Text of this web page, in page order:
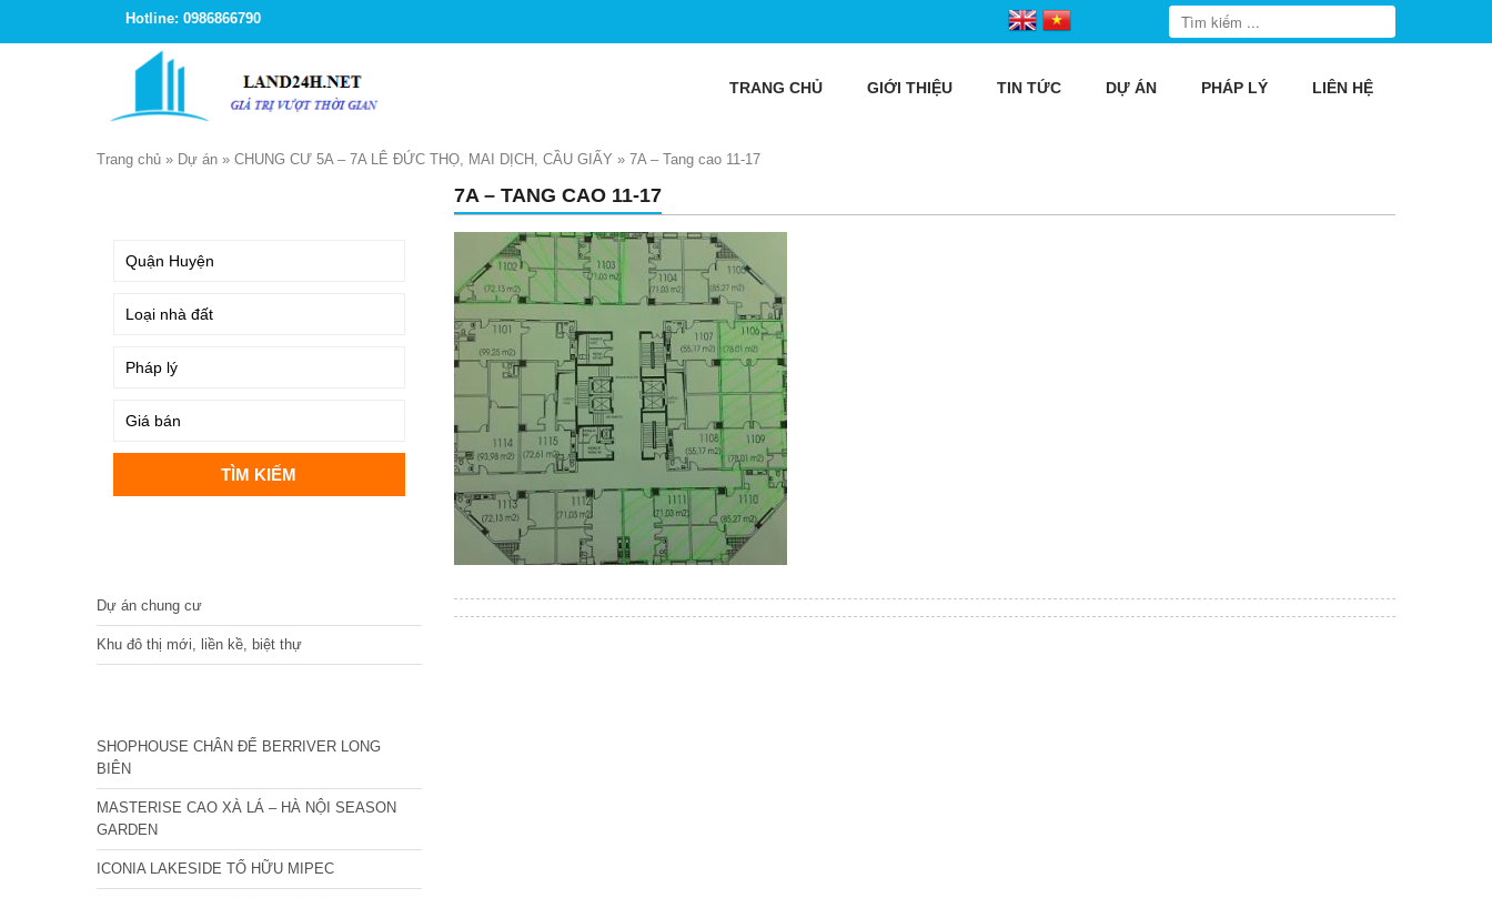
Hotline: 0986866790
TRANG CHỦ GIỚI THIỆU TIN TỨC DỰ ÁN PHÁP LÝ LIÊN HỆ
Trang chủ » Dự án » CHUNG CƯ 5A – 7A LÊ ĐỨC THỌ, MAI DỊCH, CẦU GIẤY » 7A – Tang cao 11-17
7A – TANG CAO 11-17
Dự án chung cư
Khu đô thị mới, liền kề, biệt thự
SHOPHOUSE CHÂN ĐẾ BERRIVER LONG
BIÊN
MASTERISE CAO XÀ LÁ – HÀ NỘI SEASON
GARDEN
ICONIA LAKESIDE TỐ HỮU MIPEC